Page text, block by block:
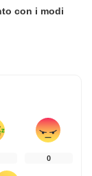
con i modi
0